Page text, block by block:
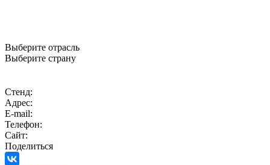
Выберите отрасль
Выберите страну
Стенд:
Адрес:
E-mail:
Телефон:
Сайт:
Поделиться